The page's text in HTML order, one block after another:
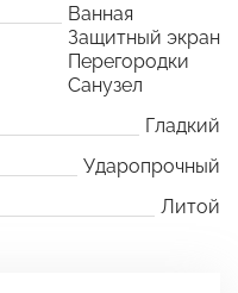
Ванная
Защитный экран
Перегородки
Санузел
Гладкий
Ударопрочный
Литой